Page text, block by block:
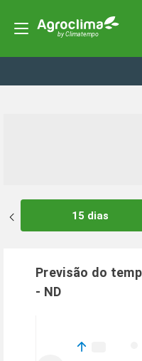
15 dias
Previsão do
- ND